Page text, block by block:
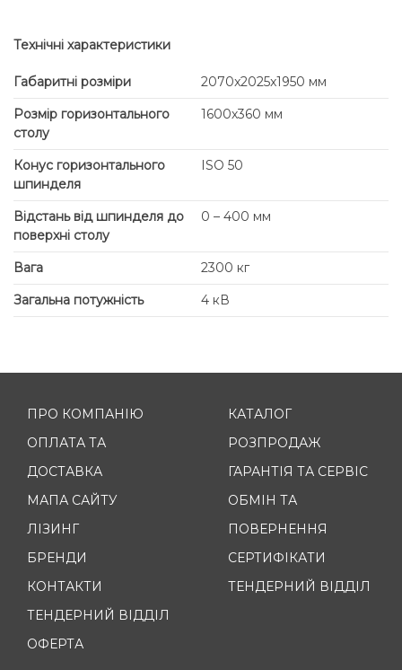
Технічні характеристики
Габаритні розміри
2070x2025x1950 мм
Розмір горизонтального
столу
1600х360 мм
Конус горизонтального
шпинделя
ISO 50
Відстань від шпинделя до
поверхні столу
0 – 400 мм
Вага
2300 кг
Загальна потужність
4 кВ
ПРО КОМПАНІЮ
ОПЛАТА ТА
ДОСТАВКА
МАПА САЙТУ
ЛІЗИНГ
БРЕНДИ
КОНТАКТИ
ТЕНДЕРНИЙ ВІДДІЛ
ОФЕРТА
КАТАЛОГ
РОЗПРОДАЖ
ГАРАНТІЯ ТА СЕРВІС
ОБМІН ТА
ПОВЕРНЕННЯ
СЕРТИФІКАТИ
ТЕНДЕРНИЙ ВІДДІЛ